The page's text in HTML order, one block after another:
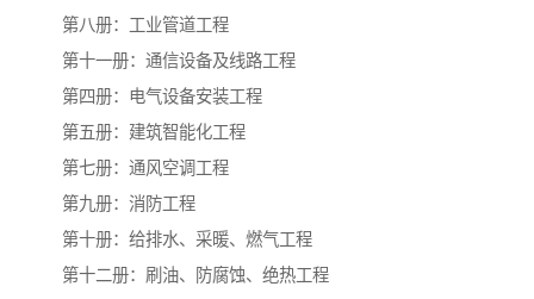
第八册：工业管道工程
第十一册：通信设备及线路工程
第四册：电气设备安装工程
第五册：建筑智能化工程
第七册：通风空调工程
第九册：消防工程
第十册：给排水、采暖、燃气工程
第十二册：刷油、防腐蚀、绝热工程